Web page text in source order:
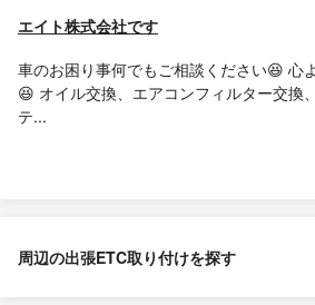
エイト株式会社です
車のお困り事何でもご相談ください😆 心
😆 オイル交換、エアコンフィルター交換
テ...
周辺の出張ETC取り付けを探す